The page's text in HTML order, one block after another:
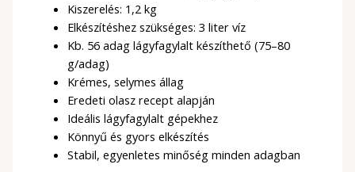
Kiszerelés: 1,2 kg
Elkészítéshez szükséges: 3 liter víz
Kb. 56 adag lágyfagylalt készíthető (75–80
g/adag)
Krémes, selymes állag
Eredeti olasz recept alapján
Ideális lágyfagylalt gépekhez
Könnyű és gyors elkészítés
Stabil, egyenletes minőség minden adagban